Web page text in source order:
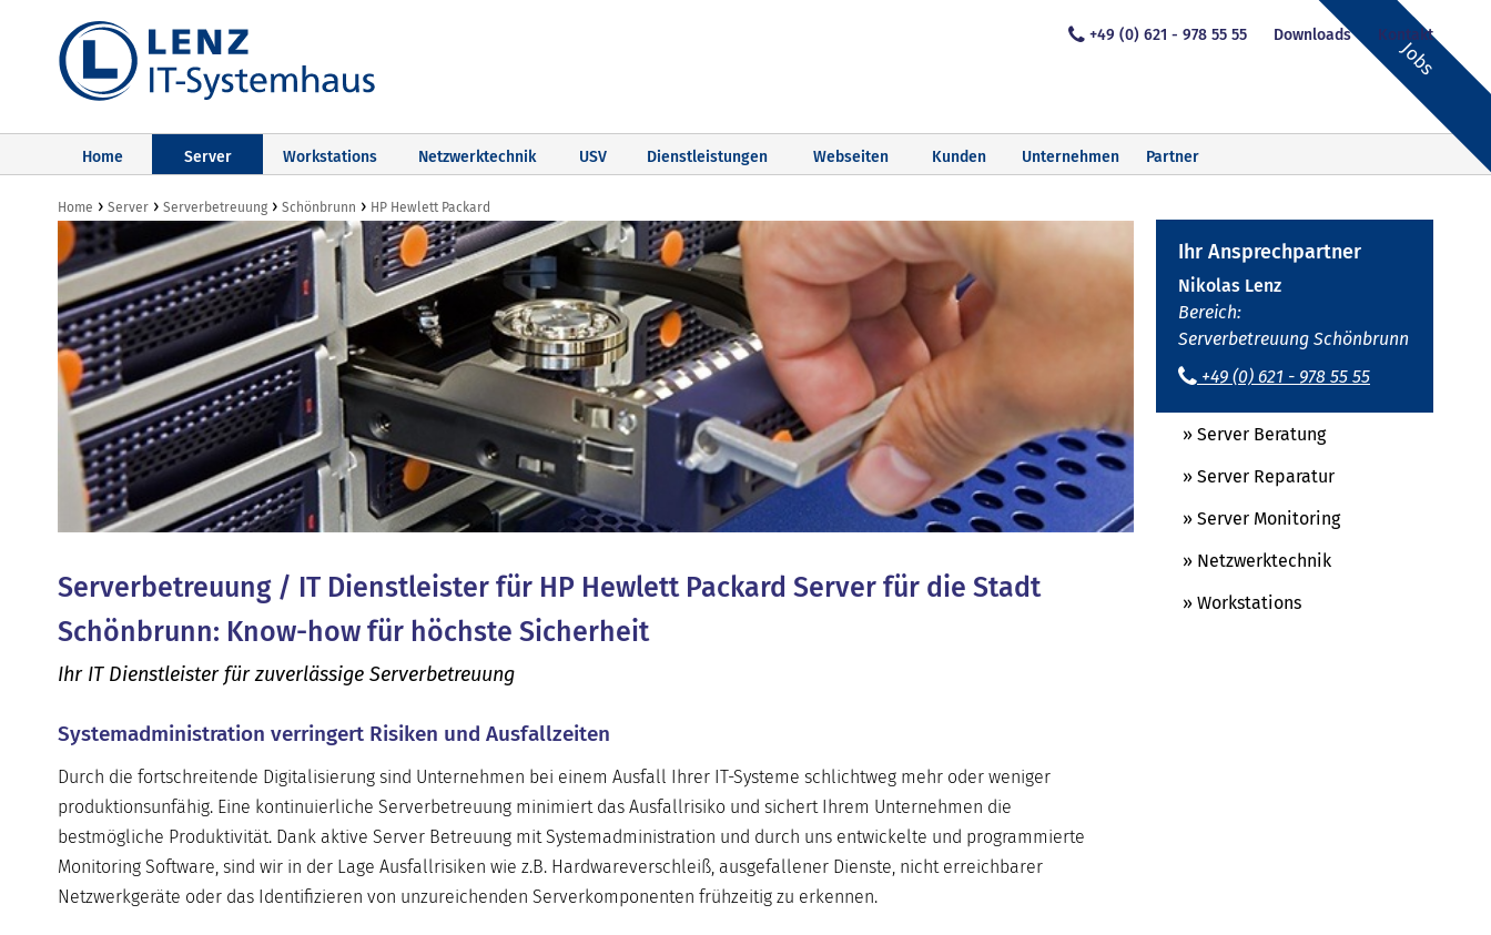
Jobs
+49 (0) 621 - 978 55 55 Downloads Kontakt
Home Server Workstations Netzwerktechnik USV Dienstleistungen Webseiten Kunden Unternehmen Partner
Home › Server › Serverbetreuung › Schönbrunn › HP Hewlett Packard
Serverbetreuung / IT Dienstleister für HP Hewlett Packard Server für die Stadt
Schönbrunn: Know-how für höchste Sicherheit
Ihr IT Dienstleister für zuverlässige Serverbetreuung
Systemadministration verringert Risiken und Ausfallzeiten
Durch die fortschreitende Digitalisierung sind Unternehmen bei einem Ausfall Ihrer IT-Systeme schlichtweg mehr oder weniger
produktionsunfähig. Eine kontinuierliche Serverbetreuung minimiert das Ausfallrisiko und sichert Ihrem Unternehmen die
bestmögliche Produktivität. Dank aktive Server Betreuung mit Systemadministration und durch uns entwickelte und programmierte
Monitoring Software, sind wir in der Lage Ausfallrisiken wie z.B. Hardwareverschleiß, ausgefallener Dienste, nicht erreichbarer
Netzwerkgeräte oder das Identifizieren von unzureichenden Serverkomponenten frühzeitig zu erkennen.
Ihr Ansprechpartner
Nikolas Lenz
Bereich:
Serverbetreuung Schönbrunn
+49 (0) 621 - 978 55 55
» Server Beratung
» Server Reparatur
» Server Monitoring
» Netzwerktechnik
» Workstations